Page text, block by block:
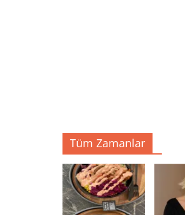
Tüm Zamanlar